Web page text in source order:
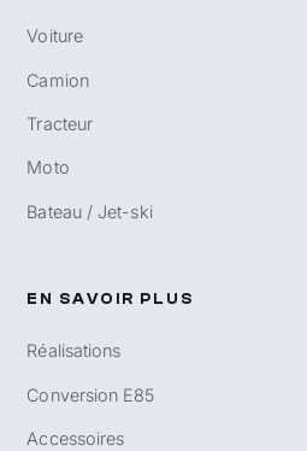
Voiture
Camion
Tracteur
Moto
Bateau / Jet-ski
EN SAVOIR PLUS
Réalisations
Conversion E85
Accessoires